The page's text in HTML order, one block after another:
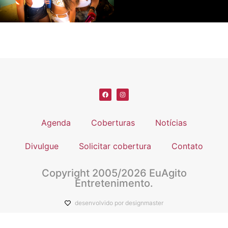
Agenda Coberturas Notícias
Divulgue Solicitar cobertura Contato
Copyright 2005/2026 EuAgito
Entretenimento.
desenvolvido por designmaster